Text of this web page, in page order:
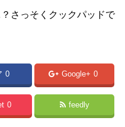
さっそくクックパッドで
0 Google+ 0
0 feedly